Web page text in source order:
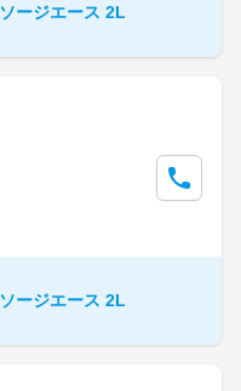
ージエース 2L
ージエース 2L